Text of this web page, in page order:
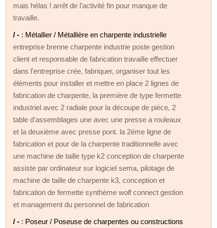
mais hélas ! arrêt de l'activité fin pour manque de
travaille.
/ - : Métallier / Métallière en charpente industrielle
entreprise brenne charpente industrie poste gestion
client et responsable de fabrication travaille effectuer
dans l'entreprise crée, fabriquer, organiser tout les
éléments pour installer et mettre en place 2 lignes de
fabrication de charpente, la première de type fermette
industriel avec 2 radiale pour la découpe de pièce, 2
table d'assemblages une avec une presse a rouleaux
et la deuxième avec presse pont. la 2éme ligne de
fabrication et pour de la charpente traditionnelle avec
une machine de taille type k2 conception de charpente
assiste par ordinateur sur logiciel sema, pilotage de
machine de taille de charpente k3, conception et
fabrication de fermette synthème wolf connect gestion
et management du personnel de fabrication
/ - : Poseur / Poseuse de charpentes ou constructions